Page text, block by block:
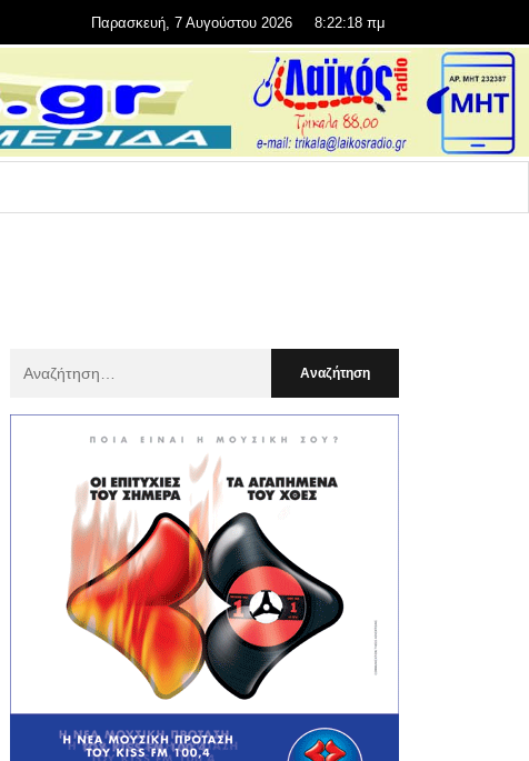
Παρασκευή, 7 Αυγούστου 2026 8:22:19 πμ
: